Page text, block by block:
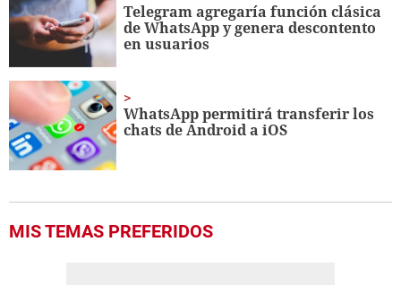
Telegram agregaría función clásica
de WhatsApp y genera descontento
en usuarios
WhatsApp permitirá transferir los
chats de Android a iOS
MIS TEMAS PREFERIDOS